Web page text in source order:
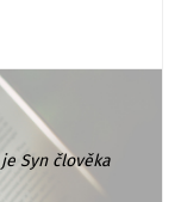
Syn člověka